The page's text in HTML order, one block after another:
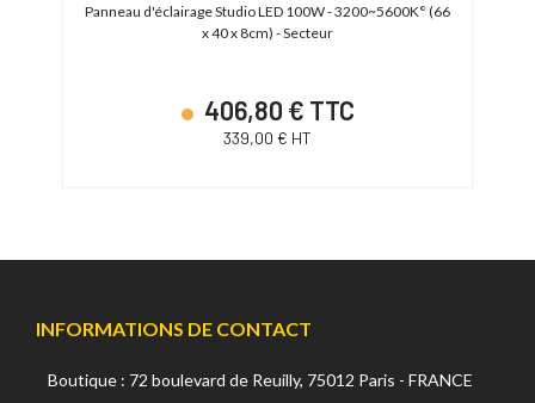
Panneau d'éclairage Studio LED 100W - 3200~5600K° (66
x 40 x 8cm) - Secteur
406,80 € TTC
339,00 € HT
INFORMATIONS DE CONTACT
Boutique : 72 boulevard de Reuilly, 75012 Paris - FRANCE